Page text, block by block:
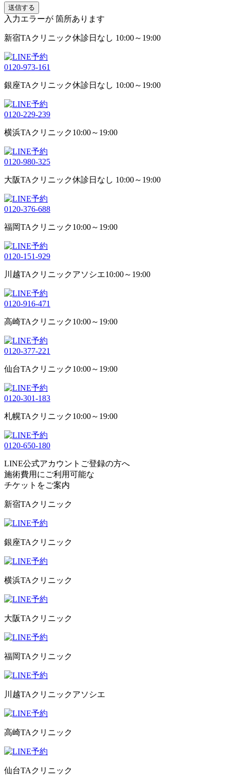
入力エラーが 箇所あります
新宿TAクリニック休診日なし 10:00～19:00
0120-973-161
銀座TAクリニック休診日なし 10:00～19:00
0120-229-239
横浜TAクリニック10:00～19:00
0120-980-325
大阪TAクリニック休診日なし 10:00～19:00
0120-376-688
福岡TAクリニック10:00～19:00
0120-151-929
川越TAクリニックアソシエ10:00～19:00
0120-916-471
高崎TAクリニック10:00～19:00
0120-377-221
仙台TAクリニック10:00～19:00
0120-301-183
札幌TAクリニック10:00～19:00
0120-650-180
LINE公式アカウントご登録の方へ
施術費用にご利用可能な
チケット をご案内
新宿TAクリニック
銀座TAクリニック
横浜TAクリニック
大阪TAクリニック
福岡TAクリニック
川越TAクリニックアソシエ
高崎TAクリニック
仙台TAクリニック